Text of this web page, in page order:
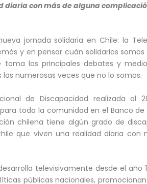
diaria con más de alguna
jornada solidaria en Chile: la
y en pensar cuán solidarios
los principales debates y
numerosas veces que no lo somos.
de Discapacidad realizada al
toda la comunidad en el Banco de
chilena tiene algún grado de
que viven una realidad diaria
televisivamente desde el año
públicas nacionales,